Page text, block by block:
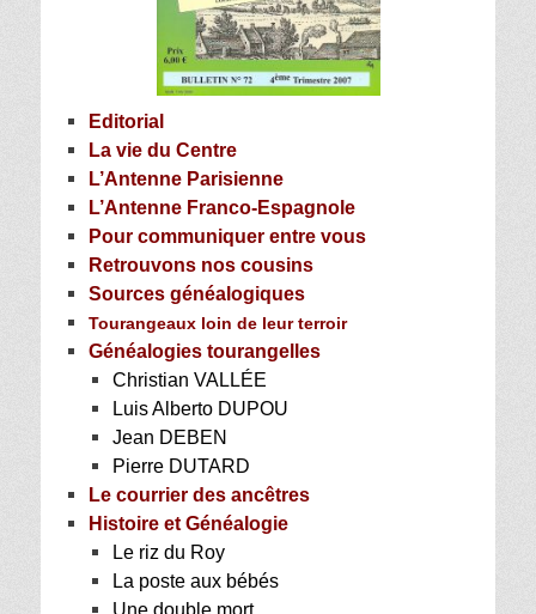
Editorial
La vie du Centre
L’Antenne Parisienne
L’Antenne Franco-Espagnole
Pour communiquer entre vous
Retrouvons nos cousins
Sources généalogiques
Tourangeaux loin de leur terroir
Généalogies tourangelles
Christian VALLÉE
Luis Alberto DUPOU
Jean DEBEN
Pierre DUTARD
Le courrier des ancêtres
Histoire et Généalogie
Le riz du Roy
La poste aux bébés
Une double mort